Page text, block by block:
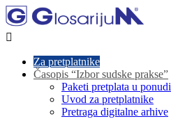

Za pretplatnike
Časopis “Izbor sudske prakse”
Paketi pretplata u ponudi
Uvod za pretplatnike
Pretraga digitalne arhive